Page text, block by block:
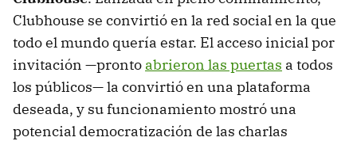
Clubhouse se convirtió en la red social en la que
todo el mundo quería estar. El acceso inicial por
invitación —pronto abrieron las puertas a todos
los públicos— la convirtió en una plataforma
deseada, y su funcionamiento mostró una
potencial democratización de las charlas